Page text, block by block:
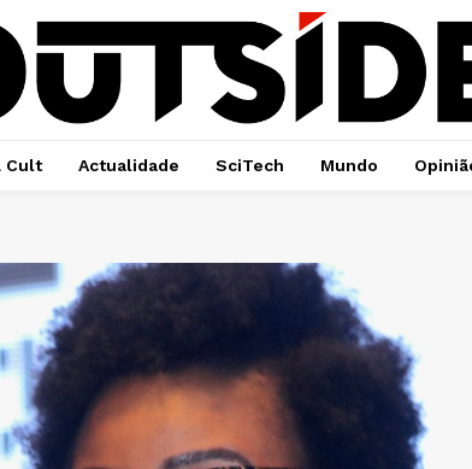
Cult Actualidade SciTech Mundo